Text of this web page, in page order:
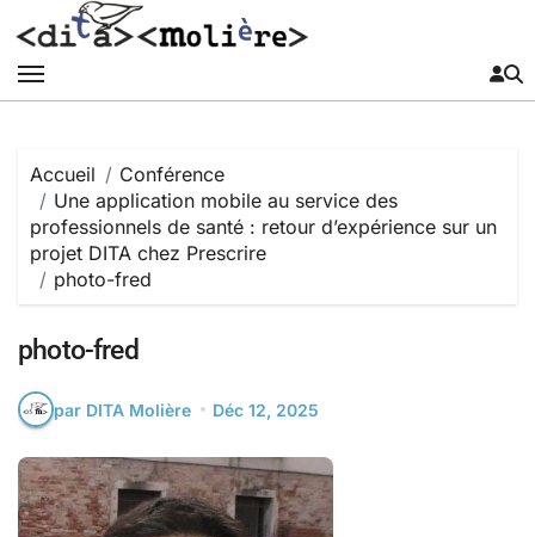
au
contenu
Accueil
Conférence
Une application mobile au service des
professionnels de santé : retour d’expérience sur un
projet DITA chez Prescrire
photo-fred
photo-fred
par DITA Molière Déc 12, 2025